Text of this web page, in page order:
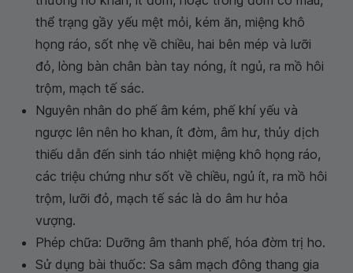
thể trạng gầy yếu mệt mỏi, kém ăn, miệng khô
họng ráo, sốt nhẹ về chiều, hai bên mép và lưỡi
đỏ, lòng bàn chân bàn tay nóng, ít ngủ, ra mồ hôi
trộm, mạch tế sác.
Nguyên nhân do phế âm kém, phế khí yếu và
ngược lên nên ho khan, ít đờm, âm hư, thủy dịch
thiếu dẫn đến sinh táo nhiệt miệng khô họng ráo,
các triệu chứng như sốt về chiều, ngủ ít, ra mồ hôi
trộm, lưỡi đỏ, mạch tế sác là do âm hư hỏa
vượng.
Phép chữa: Dưỡng âm thanh phế, hóa đờm trị ho.
Sử dụng bài thuốc: Sa sâm mạch đông thang gia